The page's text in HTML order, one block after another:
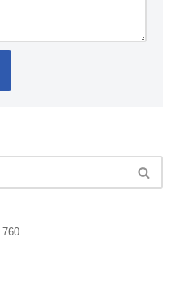
760